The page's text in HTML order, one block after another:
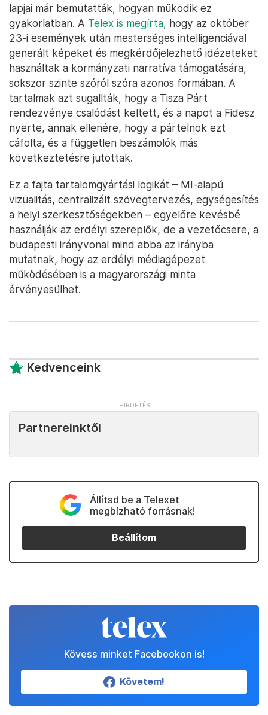
lapjai már bemutatták, hogyan működik ez
gyakorlatban. A Telex is megírta, hogy az október
23-i események után mesterséges intelligenciával
generált képeket és megkérdőjelezhető idézeteket
használtak a kormányzati narratíva támogatására,
sokszor szinte szóról szóra azonos formában. A
tartalmak azt sugallták, hogy a Tisza Párt
rendezvénye csalódást keltett, és a napot a Fidesz
nyerte, annak ellenére, hogy a pártelnök ezt
cáfolta, és a független beszámolók más
következtetésre jutottak.
Ez a fajta tartalomgyártási logikát – MI-alapú
vizualitás, centralizált szövegtervezés, egységesítés
a helyi szerkesztőségekben – egyelőre kevésbé
használják az erdélyi szereplők, de a vezetőcsere, a
budapesti irányvonal mind abba az irányba
mutatnak, hogy az erdélyi médiagépezet
működésében is a magyarországi minta
érvényesülhet.
Kedvenceink
Partnereinktől
Állítsd be a Telexet
megbízható forrásnak!
Beállítom
Kövess minket Facebookon is!
Követem!